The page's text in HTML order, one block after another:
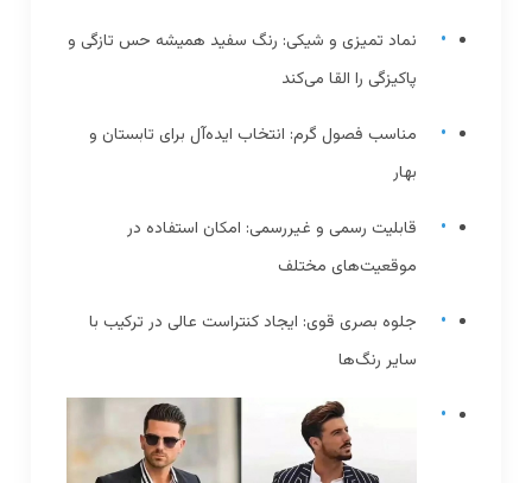
نماد تمیزی و شیکی: رنگ سفید همیشه حس تازگی و
پاکیزگی را القا می‌کند
مناسب فصول گرم: انتخاب ایده‌آل برای تابستان و
بهار
قابلیت رسمی و غیررسمی: امکان استفاده در
موقعیت‌های مختلف
جلوه بصری قوی: ایجاد کنتراست عالی در ترکیب با
سایر رنگ‌ها